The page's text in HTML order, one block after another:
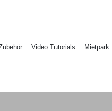
Video Tutorials Mietpark